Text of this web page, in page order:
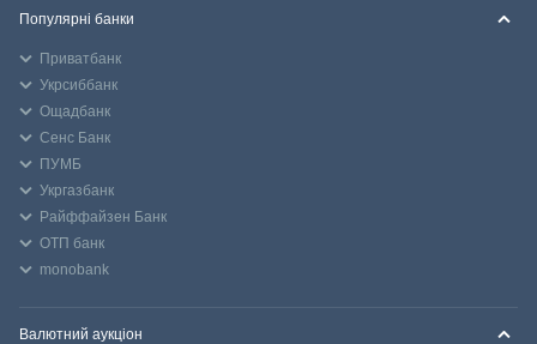
Популярні банки
Приватбанк
Укрсиббанк
Ощадбанк
Сенс Банк
ПУМБ
Укргазбанк
Райффайзен Банк
ОТП банк
monobank
Валютний аукціон